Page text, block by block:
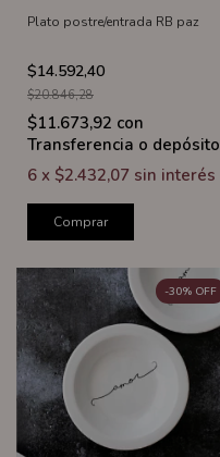
Plato postre/entrada RB paz
$14.592,40
$20.846,28
$11.673,92 con
Transferencia o depósito
6 x $2.432,07 sin interés
Comprar
-30% OFF